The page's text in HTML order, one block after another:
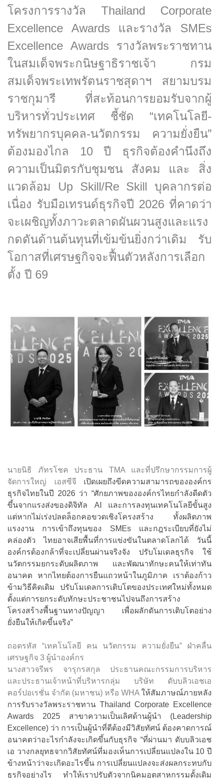
โครงการรางวัล Thailand Corporate
Excellence Awards และรางวัล SMEs
Excellence Awards รางวัลพระราชทาน
ในสมเด็จพระกนิษฐาธิราชเจ้า กรม
สมเด็จพระเทพรัตนราชสุดาฯ สยามบรม
ราชกุมารี ที่สะท้อนการยอมรับจากผู้
บริหารทั่วประเทศ ชี้ชัด “เทคโนโลยี-
ทรัพยากรบุคคล-นวัตกรรม ความยั่งยืน”
ต้องมองไกล 10 ปี ธุรกิจต้องคำนึงถึง
ความเป็นมิตรกับชุมชน สังคม และ สิ่ง
แวดล้อม Up Skill/Re Skill บุคลากรต่อ
เนื่อง รับมือเทรนด์ธุรกิจปี 2026 ที่คาดว่า
จะเผชิญทั้งภาวะตลาดผันผวนสูงและแรง
กดดันด้านต้นทุนที่เข้มข้นยิ่งกว่าเดิม รับ
โอกาสที่เศรษฐกิจจะฟื้นตัวหลังการเลือก
ตั้ง ปี 69
นายนิธิ ภัทรโชค ประธาน TMA และที่ปรึกษากรรมการผู้
จัดการใหญ่ เอสซีจี เปิดเผยถึงขีดความสามารถขององค์กร
ธุรกิจไทยในปี 2026 ว่า “ศักยภาพขององค์กรไทยกำลังดีดตัว
ขึ้นจากแรงส่งของดิจิทัล AI และการลงทุนเทคโนโลยีขั้นสูง
แต่หากไม่เร่งปลดล็อกคอขวดเชิงโครงสร้าง ทั้งผลิตภาพ
แรงงาน การเข้าถึงทุนของ SMEs และกฎระเบียบที่ยังไม่
คล่องตัว ไทยอาจเสียพื้นที่การแข่งขันในตลาดโลกได้ วันนี้
องค์กรต้องกล้าที่จะเปลี่ยนผ่านจริงจัง ปรับโมเดลธุรกิจ ใช้
นวัตกรรมยกระดับผลิตภาพ และพัฒนาทักษะคนให้เท่าทัน
อนาคต หากไทยต้องการยืนแถวหน้าในภูมิภาค เราต้องก้าว
ข้ามวิธีคิดเดิม ปรับโมเดลการเติบโตของประเทศใหม่ทั้งหมด
ตั้งแต่การยกระดับทักษะประชาชนไปจนถึงการสร้าง
โครงสร้างพื้นฐานทางปัญญา เพื่อผลักดันการเติบโตอย่าง
ยั่งยืนให้เกิดขึ้นจริง”
ถอดรหัส “เทคโนโลยี คน นวัตกรรม ความยั่งยืน” ฝ่าคลื่น
เศรษฐกิจ 3 ผู้นำองค์กร
นางสาวจรีพร จารุกรสกุล ประธานคณะกรรมการบริหาร
และประธานเจ้าหน้าที่บริหารกลุ่ม บริษัท ดับบลิวเอชเอ
คอร์ปอเรชั่น จำกัด (มหาชน) หรือ WHA ให้สัมภาษณ์ภายหลัง
การรับรางวัลพระราชทาน Thailand Corporate Excellence
Awards 2025 สาขาความเป็นเลิศด้านผู้นํา (Leadership
Excellence) ว่า การเป็นผู้นำที่ดีต้องมีวิสัยทัศน์ ต้องคาดการณ์
อนาคตว่าอะไรกำลังจะเกิดขึ้นกับธุรกิจ “ที่ผ่านมา ดับบลิวเอช
เอ วางกลยุทธจากวิสัยทัศน์ที่มองเห็นการเปลี่ยนแปลงใน 10 ปี
ข้างหน้าว่าจะเกิดอะไรขึ้น การเปลี่ยนแปลงจะส่งผลกระทบกับ
ธุรกิจอย่างไร ทำให้เราปรับตัวจากนิคมอุตสาหกรรมดั้งเดิม